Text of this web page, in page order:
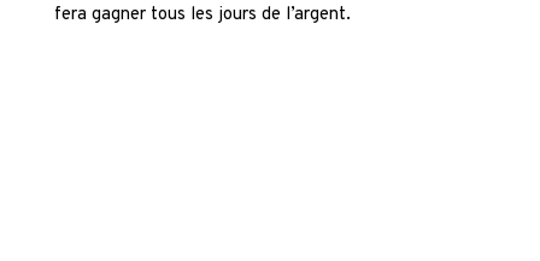
fera gagner tous les jours de l’argent.